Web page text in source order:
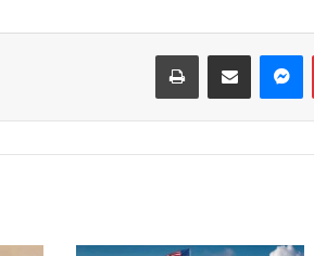
بينتيريستماسنجر مشاركة عبر البريد طباعة